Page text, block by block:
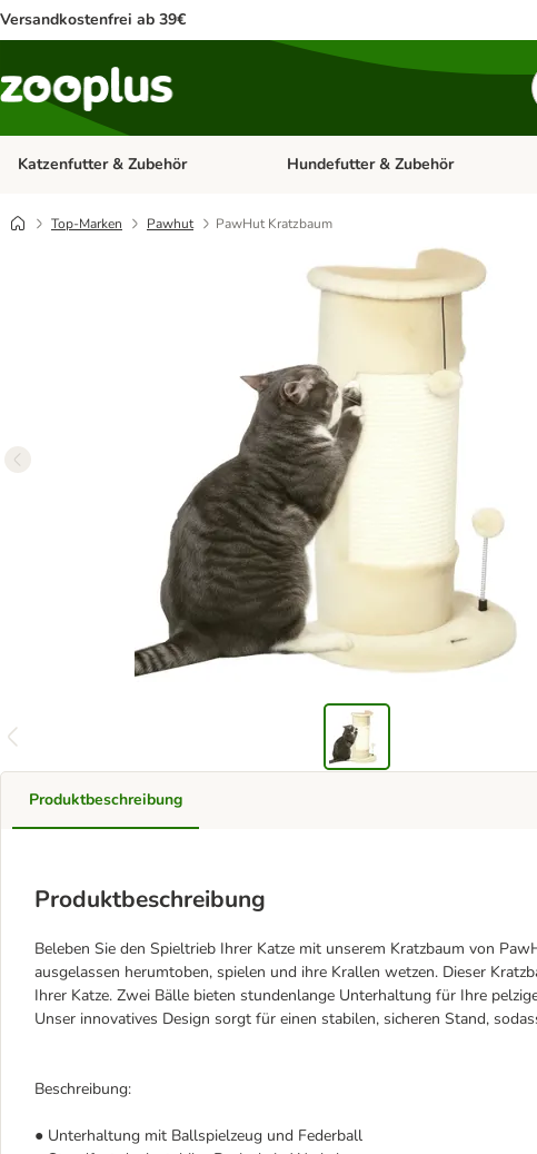
Versandkostenfrei ab 39€
Katzenfutter & Zubehör Kategorie-Menü öffnen: Katzenfutter
Hundefutter & Zubehör
Top-Marken Pawhut
PawHut Kratzbaum
Produktbeschreibung
Produktbeschreibung
Beleben Sie den Spieltrieb Ihrer Katze mit unserem Kratzbaum von
ausgelassen herumtoben, spielen und ihre Krallen wetzen. Dieser
Ihrer Katze. Zwei Bälle bieten stundenlange Unterhaltung für Ihre
Unser innovatives Design sorgt für einen stabilen, sicheren Stand,
Beschreibung:
● Unterhaltung mit Ballspielzeug und Federball